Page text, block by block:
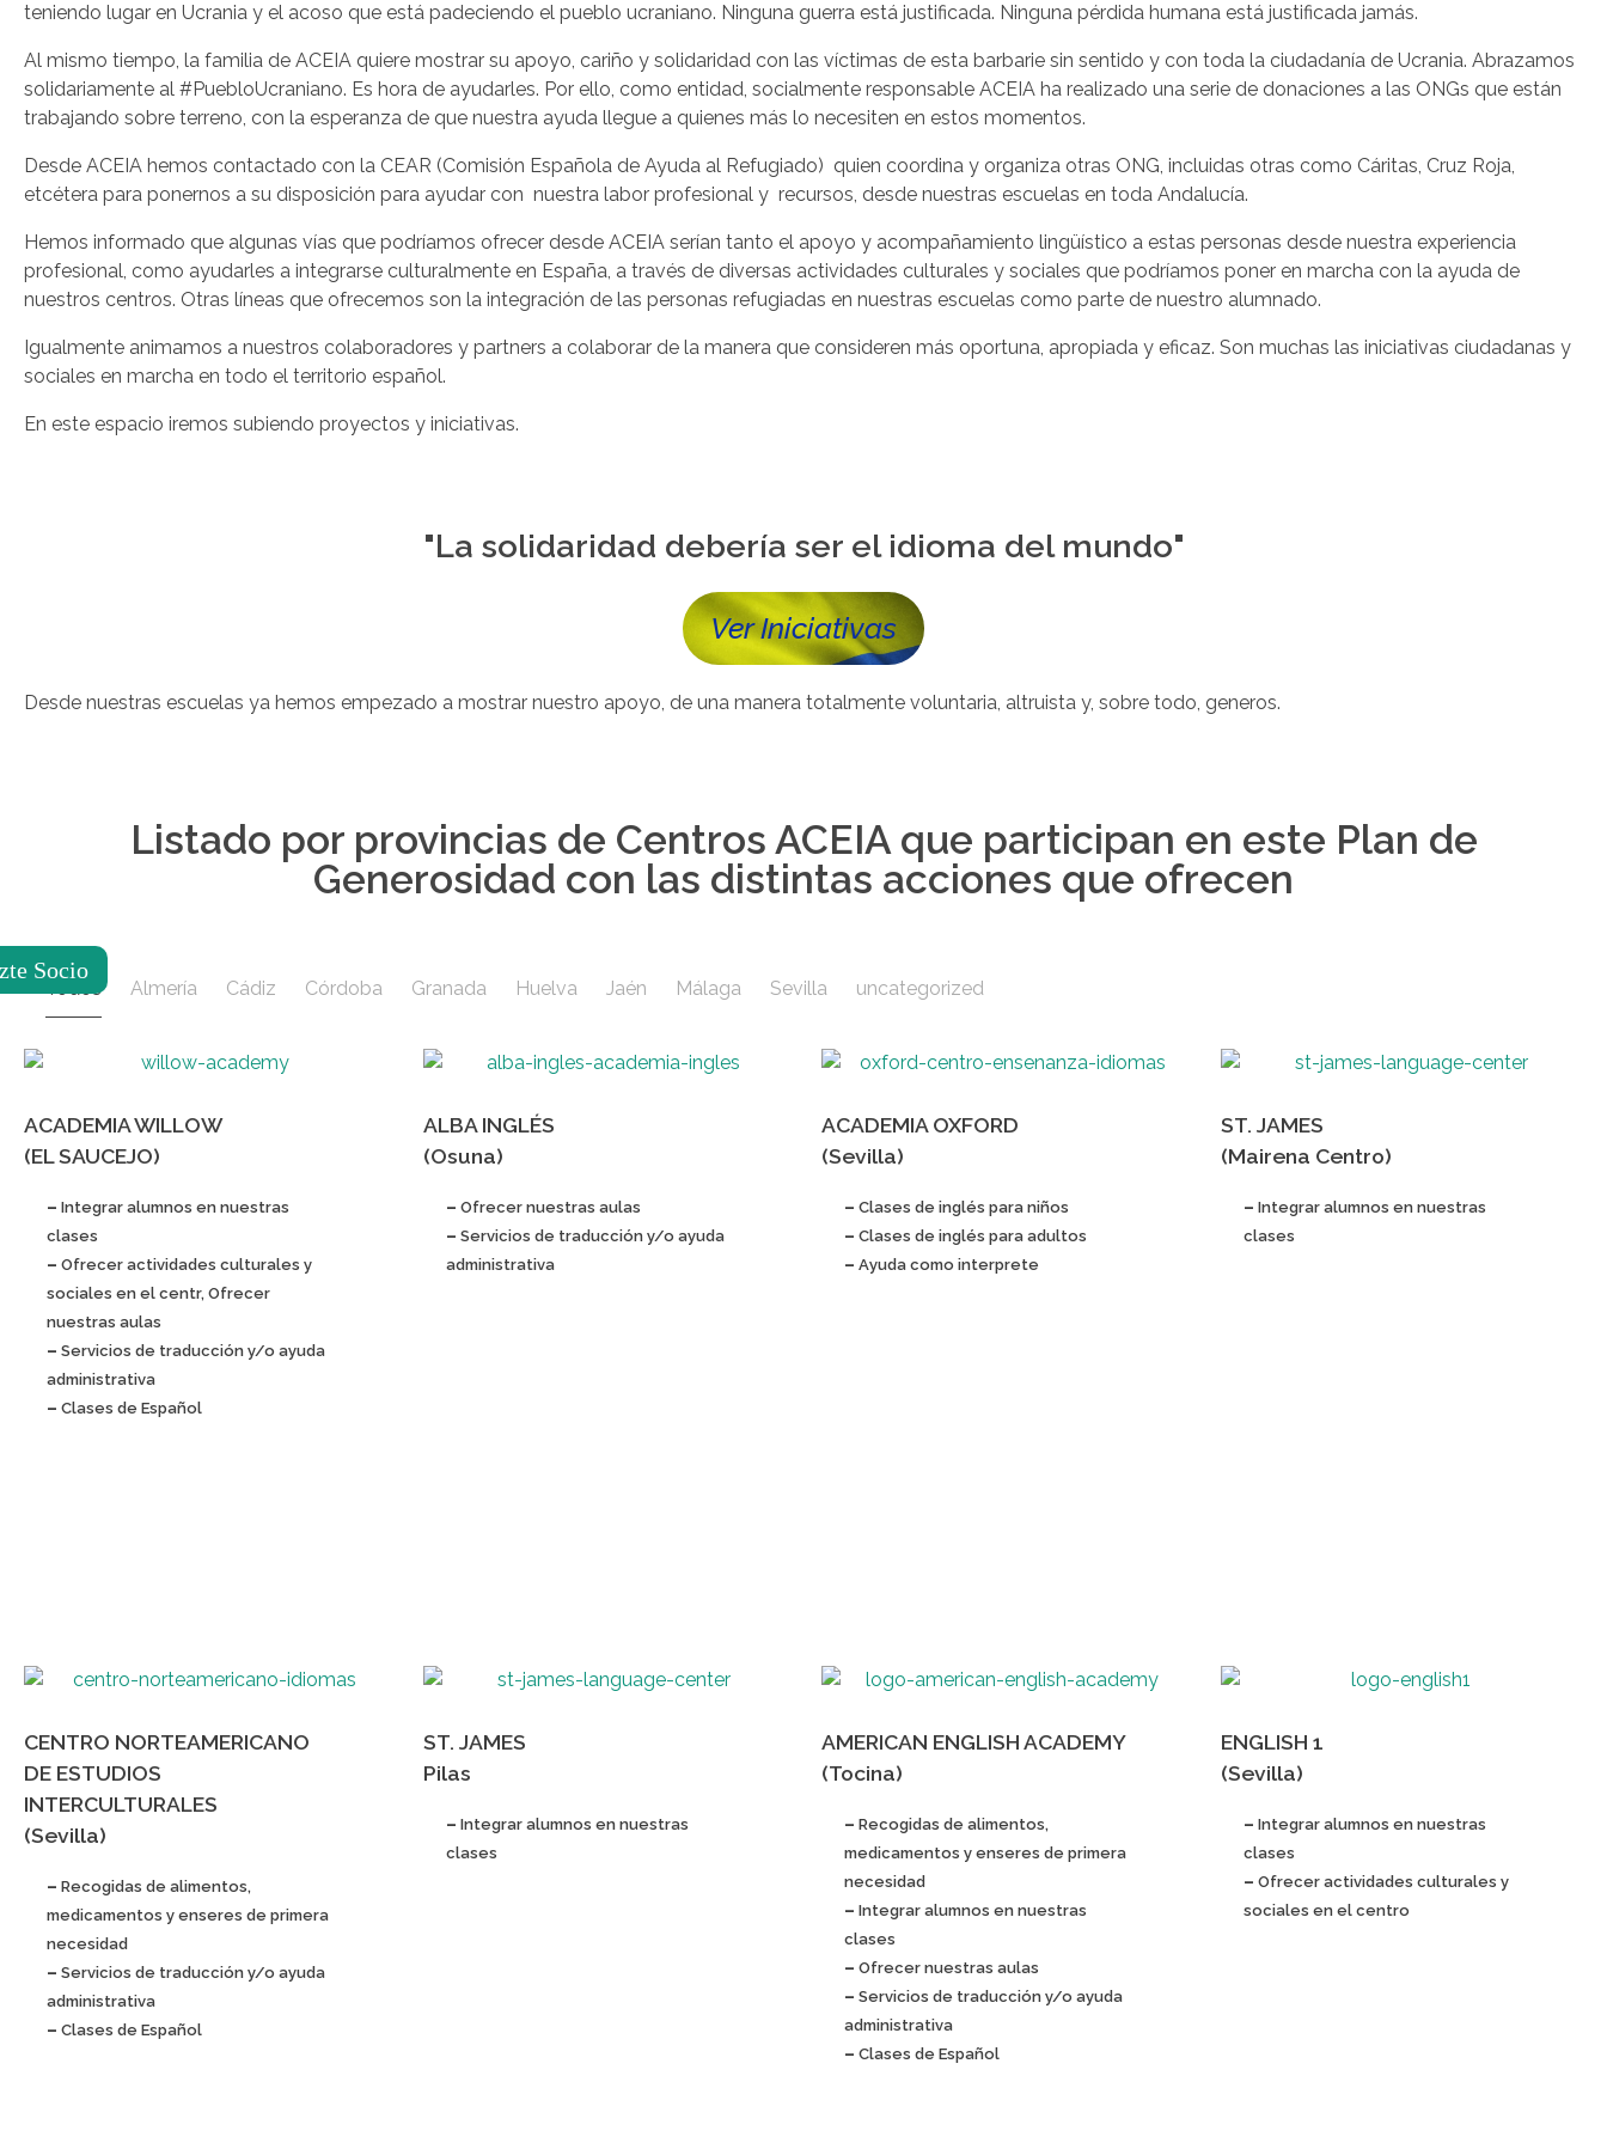
teniendo lugar en Ucrania y el acoso que está padeciendo el pueblo ucraniano. Ninguna guerra está justificada. Ninguna pérdida humana está justificada jamás.
Al mismo tiempo, la familia de ACEIA quiere mostrar su apoyo, cariño y solidaridad con las víctimas de esta barbarie sin sentido y con toda la ciudadanía de Ucrania. Abrazamos
solidariamente al #PuebloUcraniano. Es hora de ayudarles. Por ello, como entidad, socialmente responsable ACEIA ha realizado una serie de donaciones a las ONGs que están
trabajando sobre terreno, con la esperanza de que nuestra ayuda llegue a quienes más lo necesiten en estos momentos.
Desde ACEIA hemos contactado con la CEAR (Comisión Española de Ayuda al Refugiado) quien coordina y organiza otras ONG, incluidas otras como Cáritas, Cruz Roja,
etcétera para ponernos a su disposición para ayudar con nuestra labor profesional y recursos, desde nuestras escuelas en toda Andalucía.
Hemos informado que algunas vías que podríamos ofrecer desde ACEIA serían tanto el apoyo y acompañamiento lingüístico a estas personas desde nuestra experiencia
profesional, como ayudarles a integrarse culturalmente en España, a través de diversas actividades culturales y sociales que podríamos poner en marcha con la ayuda de
nuestros centros. Otras líneas que ofrecemos son la integración de las personas refugiadas en nuestras escuelas como parte de nuestro alumnado.
Igualmente animamos a nuestros colaboradores y partners a colaborar de la manera que consideren más oportuna, apropiada y eficaz. Son muchas las iniciativas ciudadanas y
sociales en marcha en todo el territorio español.
En este espacio iremos subiendo proyectos y iniciativas.
"La solidaridad debería ser el idioma del mundo"
Ver Iniciativas
Desde nuestras escuelas ya hemos empezado a mostrar nuestro apoyo, de una manera totalmente voluntaria, altruista y, sobre todo, generos.
Listado por provincias de Centros ACEIA que participan en este Plan de
Generosidad con las distintas acciones que ofrecen
Todos Almería Cádiz Córdoba Granada Huelva Jaén Málaga Sevilla uncategorized
ACADEMIA WILLOW
(EL SAUCEJO)
– Integrar alumnos en nuestras
clases
– Ofrecer actividades culturales y
sociales en el centr, Ofrecer
nuestras aulas
– Servicios de traducción y/o ayuda
administrativa
– Clases de Español
ALBA INGLÉS
(Osuna)
– Ofrecer nuestras aulas
– Servicios de traducción y/o ayuda
administrativa
ACADEMIA OXFORD
(Sevilla)
– Clases de inglés para niños
– Clases de inglés para adultos
– Ayuda como interprete
ST. JAMES
(Mairena Centro)
– Integrar alumnos en nuestras
clases
CENTRO NORTEAMERICANO
DE ESTUDIOS
INTERCULTURALES
(Sevilla)
– Recogidas de alimentos,
medicamentos y enseres de primera
necesidad
– Servicios de traducción y/o ayuda
administrativa
– Clases de Español
ST. JAMES
Pilas
– Integrar alumnos en nuestras
clases
AMERICAN ENGLISH ACADEMY
(Tocina)
– Recogidas de alimentos,
medicamentos y enseres de primera
necesidad
– Integrar alumnos en nuestras
clases
– Ofrecer nuestras aulas
– Servicios de traducción y/o ayuda
administrativa
– Clases de Español
ENGLISH 1
(Sevilla)
– Integrar alumnos en nuestras
clases
– Ofrecer actividades culturales y
sociales en el centro
Socio